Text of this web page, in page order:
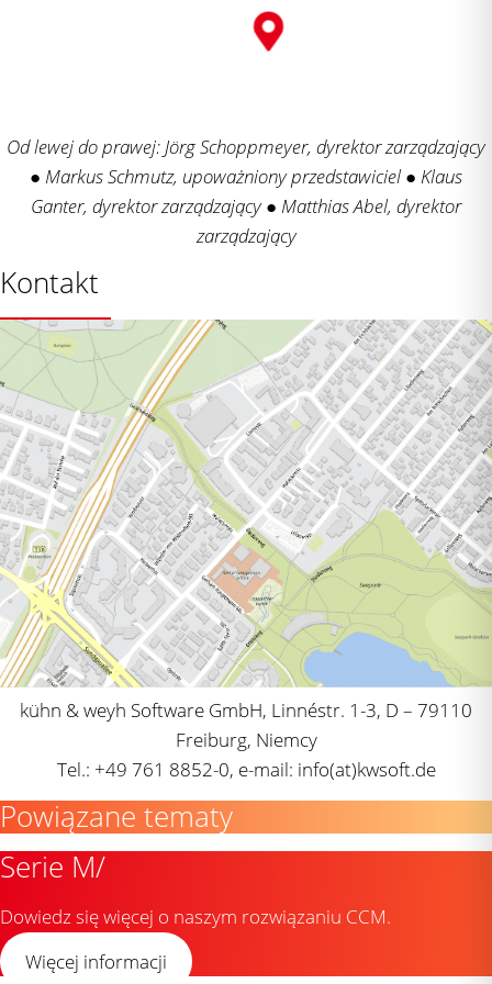
Od lewej do prawej: Jörg Schoppmeyer, dyrektor zarządzający
● Markus Schmutz, upoważniony przedstawiciel ● Klaus
Ganter, dyrektor zarządzający ● Matthias Abel, dyrektor
zarządzający
Kontakt
kühn & weyh Software GmbH, Linnéstr. 1-3, D – 79110
Freiburg, Niemcy
Tel.: +49 761 8852-0, e-mail: info(at)kwsoft.de
Powiązane tematy
Serie M/
Dowiedz się więcej o naszym rozwiązaniu CCM.
Więcej informacji